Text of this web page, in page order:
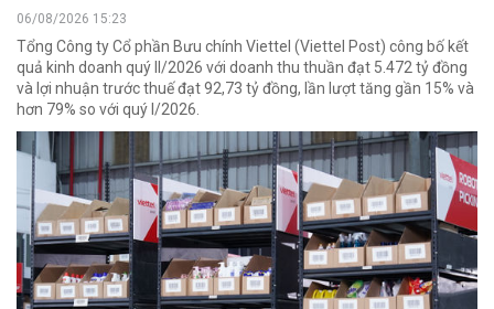
06/08/2026 15:23
Tổng Công ty Cổ phần Bưu chính Viettel (Viettel Post) công bố kết
quả kinh doanh quý II/2026 với doanh thu thuần đạt 5.472 tỷ đồng
và lợi nhuận trước thuế đạt 92,73 tỷ đồng, lần lượt tăng gần 15% và
hơn 79% so với quý I/2026.